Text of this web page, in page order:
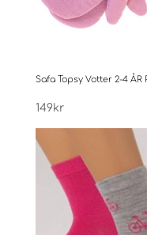
Safa Topsy Votter 2-4 ÅR
149kr